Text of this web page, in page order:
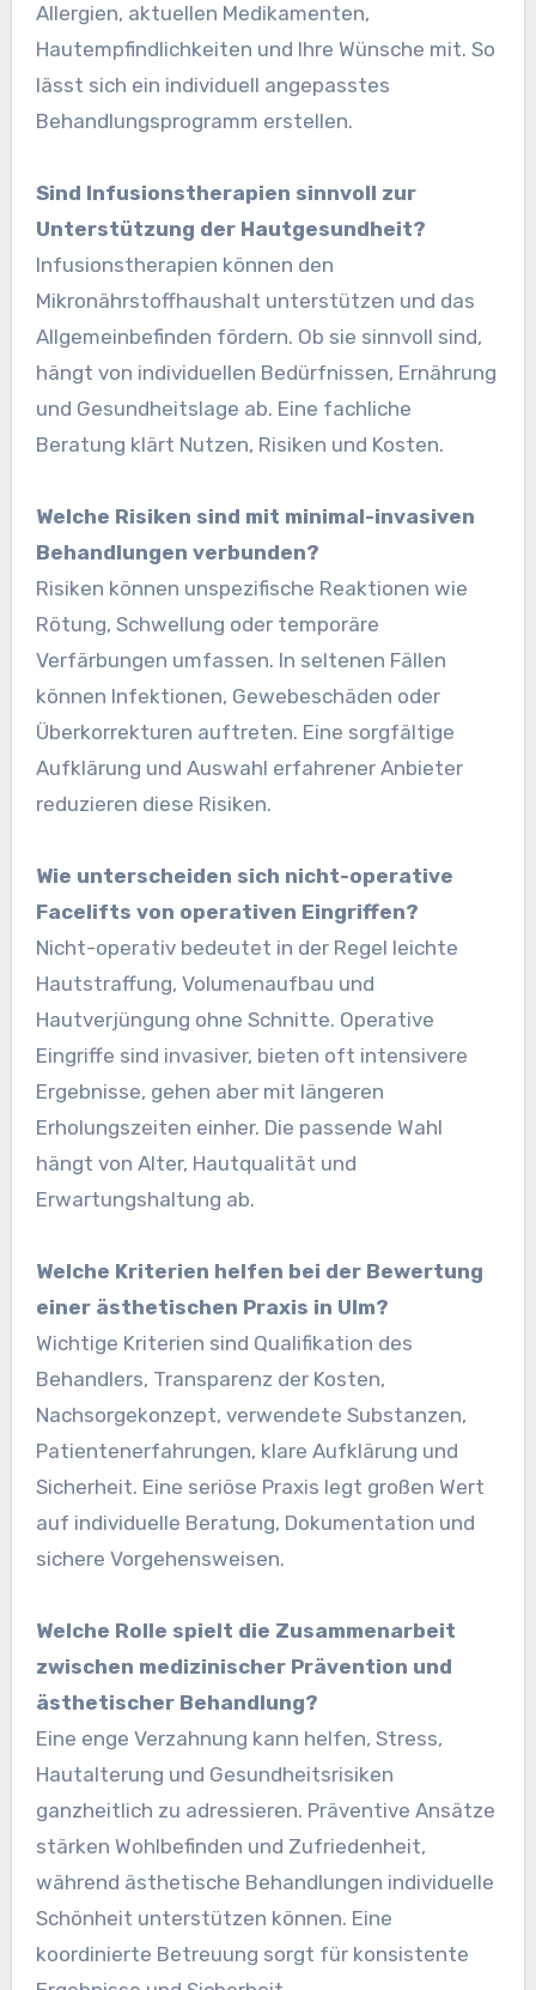
Allergien, aktuellen Medikamenten,
Hautempfindlichkeiten und Ihre Wünsche mit. So
lässt sich ein individuell angepasstes
Behandlungsprogramm erstellen.
Sind Infusionstherapien sinnvoll zur
Unterstützung der Hautgesundheit?
Infusionstherapien können den
Mikronährstoffhaushalt unterstützen und das
Allgemeinbefinden fördern. Ob sie sinnvoll sind,
hängt von individuellen Bedürfnissen, Ernährung
und Gesundheitslage ab. Eine fachliche
Beratung klärt Nutzen, Risiken und Kosten.
Welche Risiken sind mit minimal-invasiven
Behandlungen verbunden?
Risiken können unspezifische Reaktionen wie
Rötung, Schwellung oder temporäre
Verfärbungen umfassen. In seltenen Fällen
können Infektionen, Gewebeschäden oder
Überkorrekturen auftreten. Eine sorgfältige
Aufklärung und Auswahl erfahrener Anbieter
reduzieren diese Risiken.
Wie unterscheiden sich nicht-operative
Facelifts von operativen Eingriffen?
Nicht-operativ bedeutet in der Regel leichte
Hautstraffung, Volumenaufbau und
Hautverjüngung ohne Schnitte. Operative
Eingriffe sind invasiver, bieten oft intensivere
Ergebnisse, gehen aber mit längeren
Erholungszeiten einher. Die passende Wahl
hängt von Alter, Hautqualität und
Erwartungshaltung ab.
Welche Kriterien helfen bei der Bewertung
einer ästhetischen Praxis in Ulm?
Wichtige Kriterien sind Qualifikation des
Behandlers, Transparenz der Kosten,
Nachsorgekonzept, verwendete Substanzen,
Patientenerfahrungen, klare Aufklärung und
Sicherheit. Eine seriöse Praxis legt großen Wert
auf individuelle Beratung, Dokumentation und
sichere Vorgehensweisen.
Welche Rolle spielt die Zusammenarbeit
zwischen medizinischer Prävention und
ästhetischer Behandlung?
Eine enge Verzahnung kann helfen, Stress,
Hautalterung und Gesundheitsrisiken
ganzheitlich zu adressieren. Präventive Ansätze
stärken Wohlbefinden und Zufriedenheit,
während ästhetische Behandlungen individuelle
Schönheit unterstützen können. Eine
koordinierte Betreuung sorgt für konsistente